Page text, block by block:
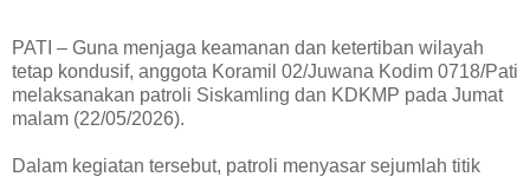
PATI – Guna menjaga keamanan dan ketertiban wilayah
tetap kondusif, anggota Koramil 02/Juwana Kodim 0718/Pati
melaksanakan patroli Siskamling dan KDKMP pada Jumat
malam (22/05/2026).
Dalam kegiatan tersebut, patroli menyasar sejumlah titik